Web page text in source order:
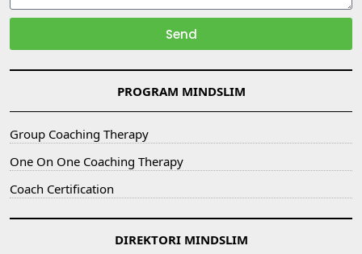
Send
PROGRAM MINDSLIM
Group Coaching Therapy
One On One Coaching Therapy
Coach Certification
DIREKTORI MINDSLIM